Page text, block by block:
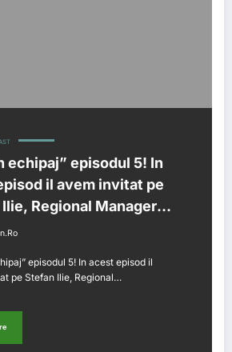
echipaj” episodul 5! In
il avem invitat pe
Regional Manager
episodul 5! In acest episod il
pe Stefan Ilie, Regional…